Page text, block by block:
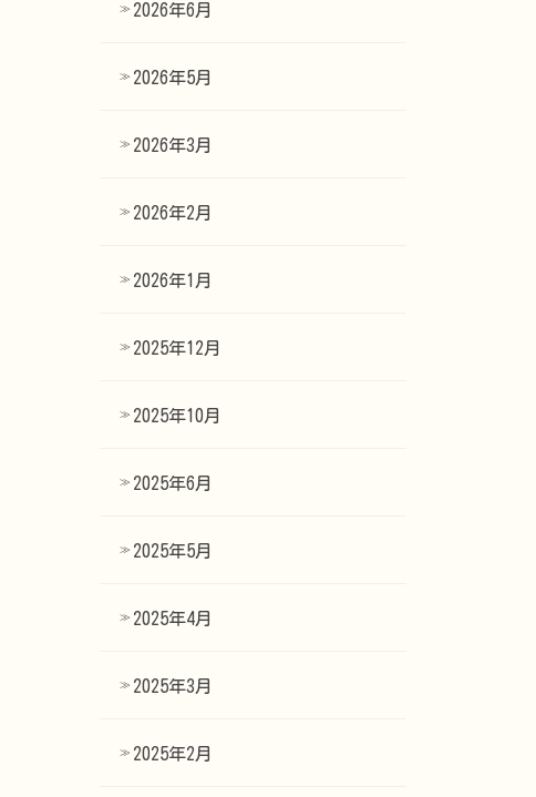
2026年6月
2026年5月
2026年3月
2026年2月
2026年1月
2025年12月
2025年10月
2025年6月
2025年5月
2025年4月
2025年3月
2025年2月